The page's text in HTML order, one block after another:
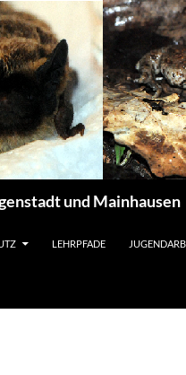
und Mainhausen
LEHRPFADE